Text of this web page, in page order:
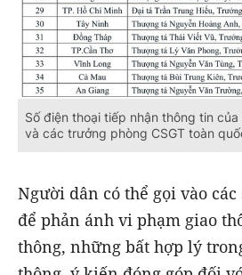
Số điện thoại tiếp nhận thông tin
và các trưởng phòng CSGT toàn
Người dân có thể gọi vào
để phản ánh vi phạm giao
thông, những bất hợp lý